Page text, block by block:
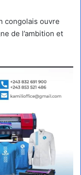
congolais ouvre
de l’ambition et